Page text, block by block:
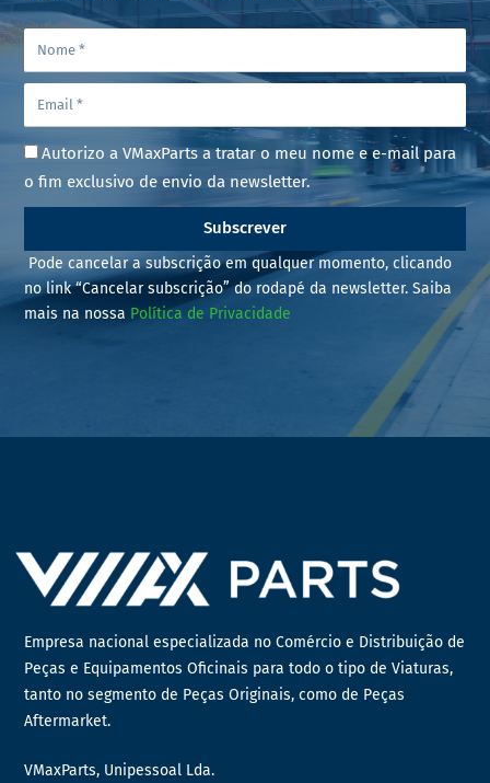
Autorizo a VMaxParts a tratar o meu nome e e-mail para
o fim exclusivo de envio da newsletter.
Subscrever
Pode cancelar a subscrição em qualquer momento, clicando
no link “Cancelar subscrição” do rodapé da newsletter. Saiba
mais na nossa Política de Privacidade
Empresa nacional especializada no Comércio e Distribuição de
Peças e Equipamentos Oficinais para todo o tipo de Viaturas,
tanto no segmento de Peças Originais, como de Peças
Aftermarket.
VMaxParts, Unipessoal Lda.